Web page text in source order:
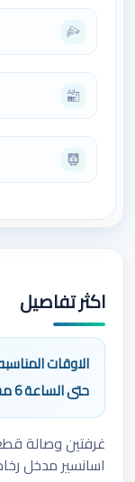
اكثر تفاصيل
حتى الساعة 6 مساء